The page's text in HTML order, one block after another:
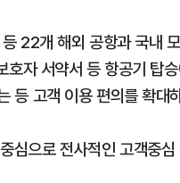
22개 해외 공항과 국내
자 서약서 등 항공기 탑
등 고객 이용 편의를 확대
심으로 전사적인 고객중